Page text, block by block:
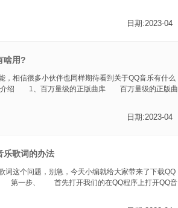
日期:2023-04
啥用?
，相信很多小伙伴也同样期待看到关于QQ音乐有什么
绍 1、百万量级的正版曲库 百万量级的正版曲
日期:2023-04
乐歌词的办法
词这个问题，别急，今天小编就给大家带来了下载QQ
! 第一步、 首先打开我们的在QQ程序上打开QQ音